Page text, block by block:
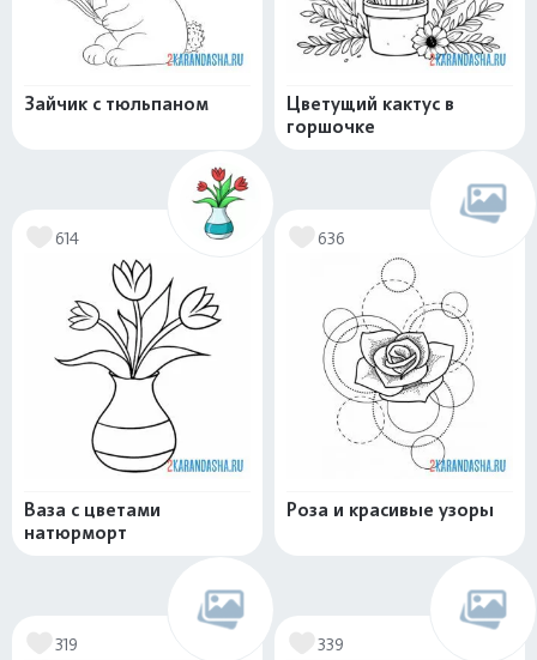
Зайчик с тюльпаном
Цветущий кактус в
горшочке
614
Ваза с цветами
натюрморт
636
Роза и красивые узоры
319 339